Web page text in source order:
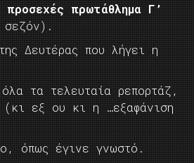
πρωτάθλημα Γ’
σεζόν).
Δευτέρας που λήγει η
τα τελευταία ρεπορτάζ,
(κι εξ ου κι η …εξαφάνιση
όπως έγινε γνωστό.